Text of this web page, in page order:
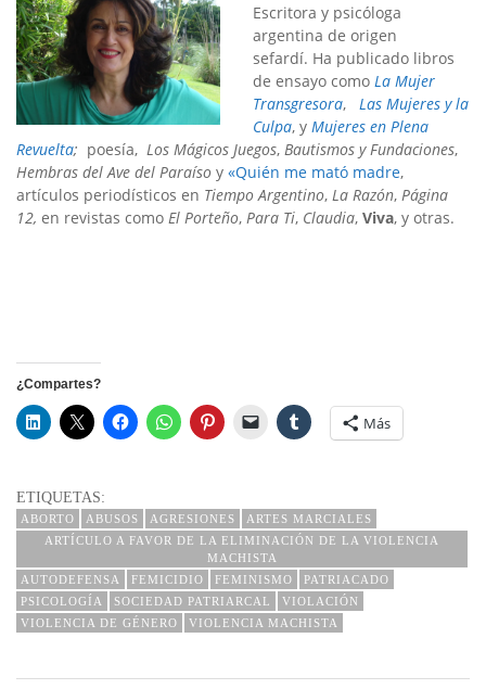
Escritora y psicóloga
argentina de origen
sefardí. Ha publicado libros
de ensayo como La Mujer
Transgresora,
Las Mujeres y la
Culpa, yMujeres en Plena
Revuelta; poesía, Los Mágicos Juegos, Bautismos y Fundaciones,
Hembras del Ave del Paraíso y «Quién me mató madre,
artículos periodísticos en Tiempo Argentino, La Razón, Página
12, en revistas como El Porteño, Para Ti, Claudia, Viva, y otras.
¿Compartes?
Más
ETIQUETAS:
ABORTO ABUSOS AGRESIONES
ARTES MARCIALES
ARTÍCULO A FAVOR DE LA ELIMINACIÓN DE LA VIOLENCIA
MACHISTA
AUTODEFENSA
FEMICIDIO FEMINISMO
PATRIACADO
PSICOLOGÍA
SOCIEDAD PATRIARCAL
VIOLACIÓN
VIOLENCIA DE GÉNERO
VIOLENCIA MACHISTA